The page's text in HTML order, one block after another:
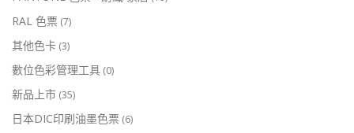
RAL 色票 (7)
其他色卡 (3)
數位色彩管理工具 (0)
新品上市 (35)
日本DIC印刷油墨色票 (6)